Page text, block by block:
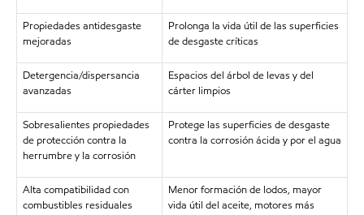
Propiedades antidesgaste
mejoradas
Prolonga la vida útil de las superficies
de desgaste críticas
Detergencia/dispersancia
avanzadas
Espacios del árbol de levas y del
cárter limpios
Sobresalientes propiedades
de protección contra la
herrumbre y la corrosión
Protege las superficies de desgaste
contra la corrosión ácida y por el agua
Alta compatibilidad con
combustibles residuales
Menor formación de lodos, mayor
vida útil del aceite, motores más